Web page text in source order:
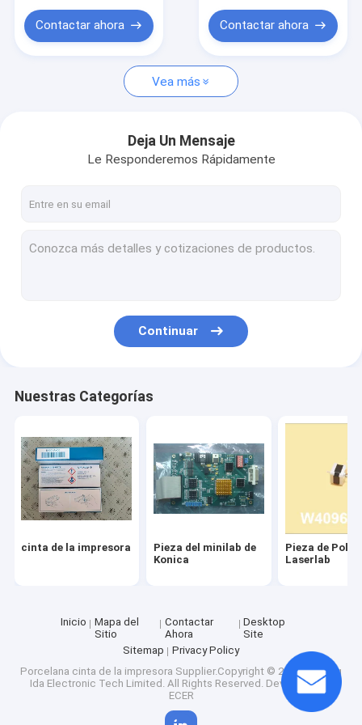
Bolso del ordenador portátil
Contactar ahora Contactar ahora
Vea más
Deja Un Mensaje
Le Responderemos Rápidamente
Continuar
Nuestras Categorías
cinta de la impresora
Pieza del minilab de
Konica
Pieza de Poli
Laserlab
Inicio
Mapa del
Sitio
Contactar
Ahora
Desktop
Site
Sitemap
Privacy Policy
Porcelana cinta de la impresora Supplier.Copyright © 2025 Nanning
Ida Electronic Tech Limited. All Rights Reserved. Developed by
ECER